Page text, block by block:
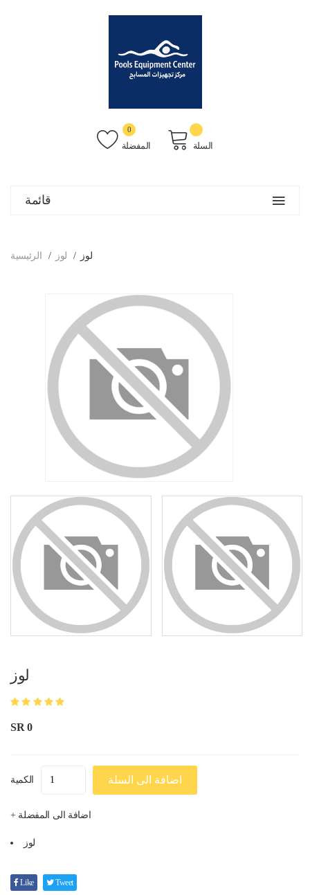
المفضلة
0
السلة
قائمة
الرئيسية لوز لوز
لوز
SR 0
الكمية اضافة الى السلة
+ اضافة الى المفضلة
لوز
Like Tweet